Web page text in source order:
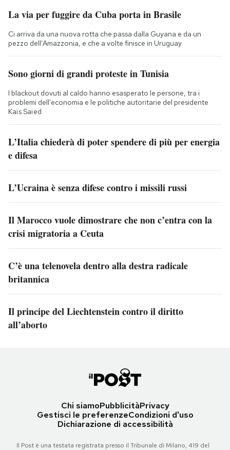
La via per fuggire da Cuba porta in Brasile
Ci arriva da una nuova rotta che passa dalla Guyana e da un
pezzo dell'Amazzonia, e che a volte finisce in Uruguay
Sono giorni di grandi proteste in Tunisia
I blackout dovuti al caldo hanno esasperato le persone, tra i
problemi dell'economia e le politiche autoritarie del presidente
Kaïs Saïed
L’Italia chiederà di poter spendere di più per energia
e difesa
L’Ucraina è senza difese contro i missili russi
Il Marocco vuole dimostrare che non c’entra con la
crisi migratoria a Ceuta
C’è una telenovela dentro alla destra radicale
britannica
Il principe del Liechtenstein contro il diritto
all’aborto
Chi siamoPubblicitàPrivacy
Gestisci le preferenzeCondizioni d'uso
Dichiarazione di accessibilità
Il Post è una testata registrata presso il Tribunale di Milano, 419 del